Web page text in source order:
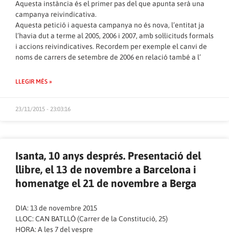
Aquesta instància és el primer pas del que apunta serà una
campanya reivindicativa.
Aquesta petició i aquesta campanya no és nova, l’entitat ja
l’havia dut a terme al 2005, 2006 i 2007, amb sol·licituds formals
i accions reivindicatives. Recordem per exemple el canvi de
noms de carrers de setembre de 2006en relació també a l’
LLEGIR MÉS »
23/11/2015 - 23:03:16
Isanta, 10 anys després. Presentació del
llibre, el 13 de novembre a Barcelona i
homenatge el 21 de novembre a Berga
DIA: 13 de novembre 2015
LLOC: CAN BATLLÓ (Carrer de la Constitució, 25)
HORA: A les 7 del vespre